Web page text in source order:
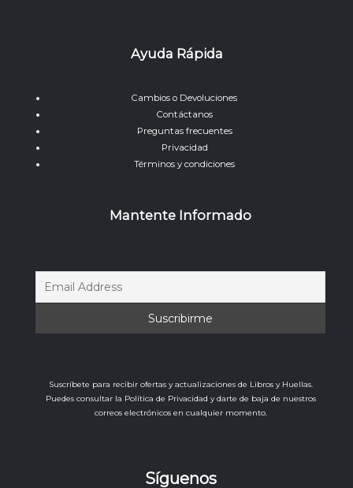
Ayuda Rápida
Cambios o Devoluciones
Contáctanos
Preguntas frecuentes
Privacidad
Términos y condiciones
Mantente Informado
Suscríbete para recibir ofertas y actualizaciones de Libros y Huellas.
Puedes consultar la Política de Privacidad y darte de baja de nuestros
correos electrónicos en cualquier momento.
Síguenos